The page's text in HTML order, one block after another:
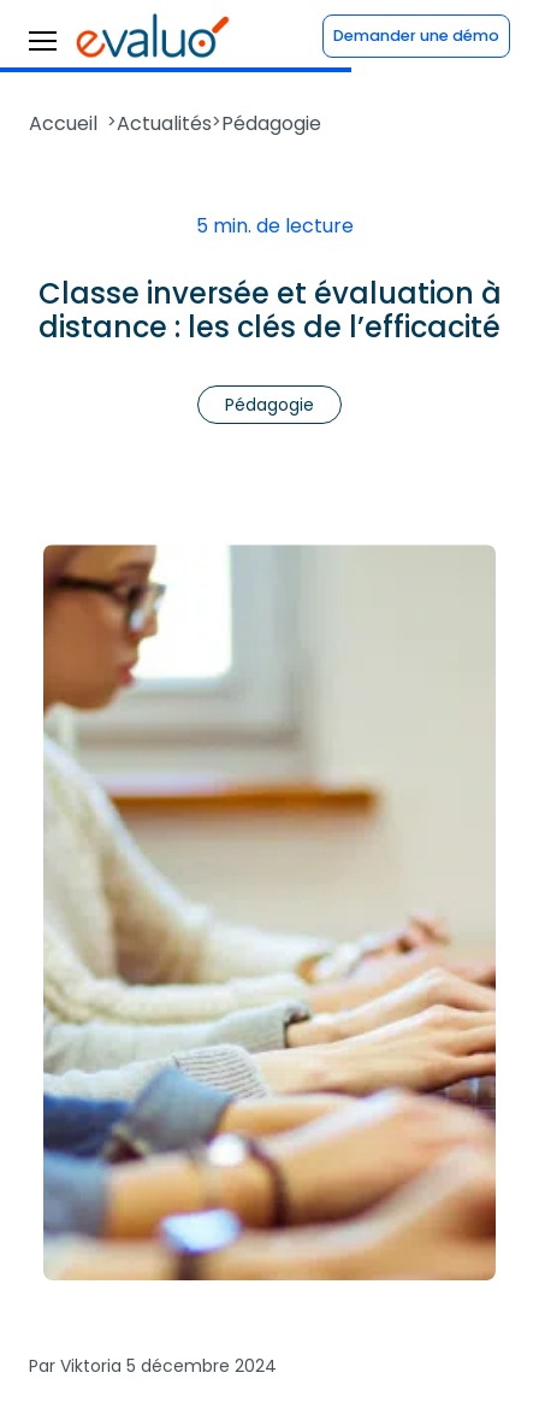
Demander une démo
Accueil >Actualités>Pédagogie
5 min. de lecture
Classe inversée et évaluation à
distance : les clés de l’efficacité
Pédagogie
Par Viktoria 5 décembre 2024